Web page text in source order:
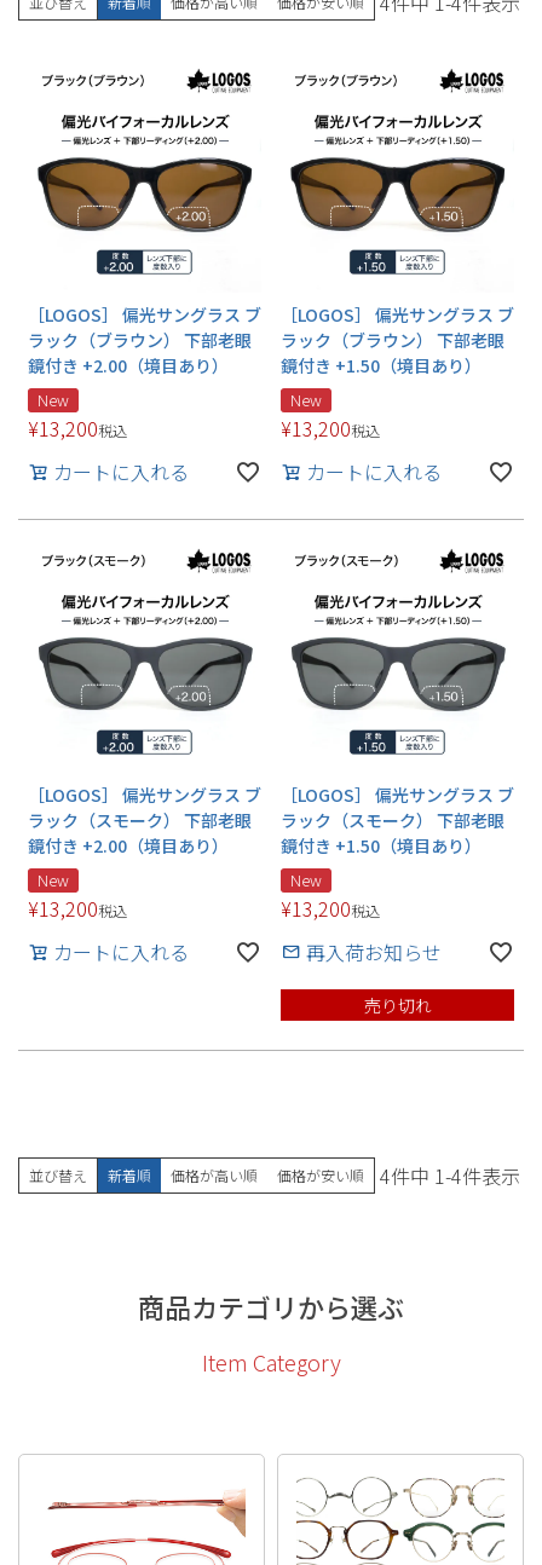
［LOGOS］ 偏光サングラス ブ
ラック（ブラウン） 下部老眼
鏡付き +2.00（境目あり）
New
¥13,200税込
カートに入れる
［LOGOS］ 偏光サングラス ブ
ラック（ブラウン） 下部老眼
鏡付き +1.50（境目あり）
New
¥13,200税込
カートに入れる
［LOGOS］ 偏光サングラス ブ
ラック（スモーク） 下部老眼
鏡付き +2.00（境目あり）
New
¥13,200税込
カートに入れる
［LOGOS］ 偏光サングラス ブ
ラック（スモーク） 下部老眼
鏡付き +1.50（境目あり）
New
¥13,200税込
再入荷お知らせ
売り切れ
並び替え 新着順 価格が高い順 価格が安い順 4件中 1-4件表示
商品カテゴリから選ぶ
Item Category